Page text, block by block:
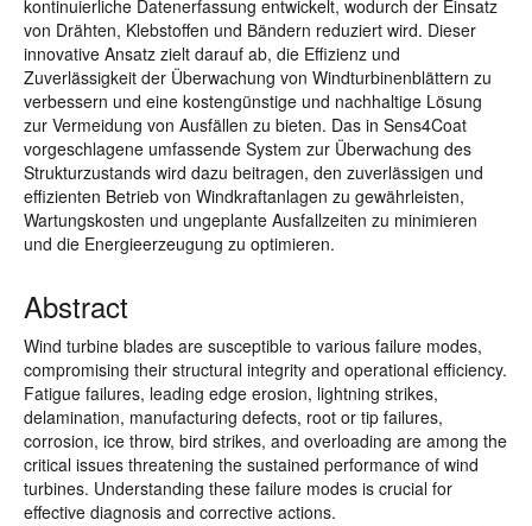
kontinuierliche Datenerfassung entwickelt, wodurch der Einsatz
von Drähten, Klebstoffen und Bändern reduziert wird. Dieser
innovative Ansatz zielt darauf ab, die Effizienz und
Zuverlässigkeit der Überwachung von Windturbinenblättern zu
verbessern und eine kostengünstige und nachhaltige Lösung
zur Vermeidung von Ausfällen zu bieten. Das in Sens4Coat
vorgeschlagene umfassende System zur Überwachung des
Strukturzustands wird dazu beitragen, den zuverlässigen und
effizienten Betrieb von Windkraftanlagen zu gewährleisten,
Wartungskosten und ungeplante Ausfallzeiten zu minimieren
und die Energieerzeugung zu optimieren.
Abstract
Wind turbine blades are susceptible to various failure modes,
compromising their structural integrity and operational efficiency.
Fatigue failures, leading edge erosion, lightning strikes,
delamination, manufacturing defects, root or tip failures,
corrosion, ice throw, bird strikes, and overloading are among the
critical issues threatening the sustained performance of wind
turbines. Understanding these failure modes is crucial for
effective diagnosis and corrective actions.